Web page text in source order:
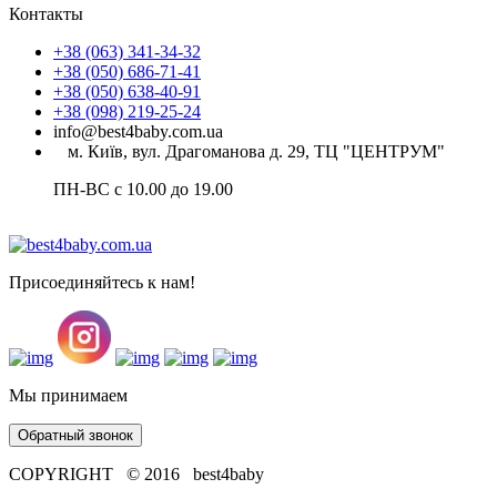
Контакты
+38 (063) 341-34-32
+38 (050) 686-71-41
+38 (050) 638-40-91
+38 (098) 219-25-24
info@best4baby.com.ua
м. Київ, вул. Драгоманова д. 29, ТЦ "ЦЕНТРУМ"
ПН-ВС с 10.00 до 19.00
Присоединяйтесь к нам!
Мы принимаем
Обратный звонок
COPYRIGHT © 2016 best4baby